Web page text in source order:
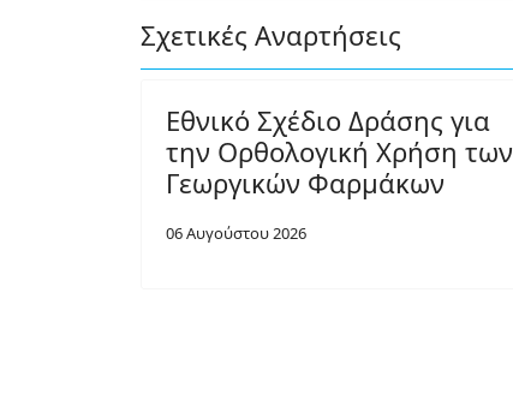
Σχετικές Αναρτήσεις
Εθνικό Σχέδιο Δράσης για
την Ορθολογική Χρήση των
Γεωργικών Φαρμάκων
06 Αυγούστου 2026